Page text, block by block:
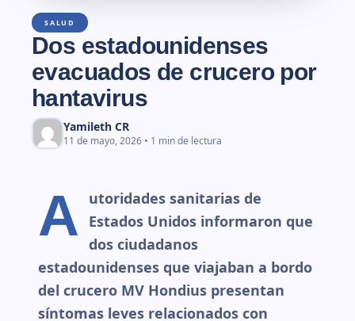
SALUD
Dos estadounidenses
evacuados de crucero por
hantavirus
Yamileth CR
11 de mayo, 2026 • 1 min de lectura
A
utoridades sanitarias de
Estados Unidos informaron que
dos ciudadanos
estadounidenses que viajaban a bordo
del crucero MV Hondius presentan
síntomas leves relacionados con